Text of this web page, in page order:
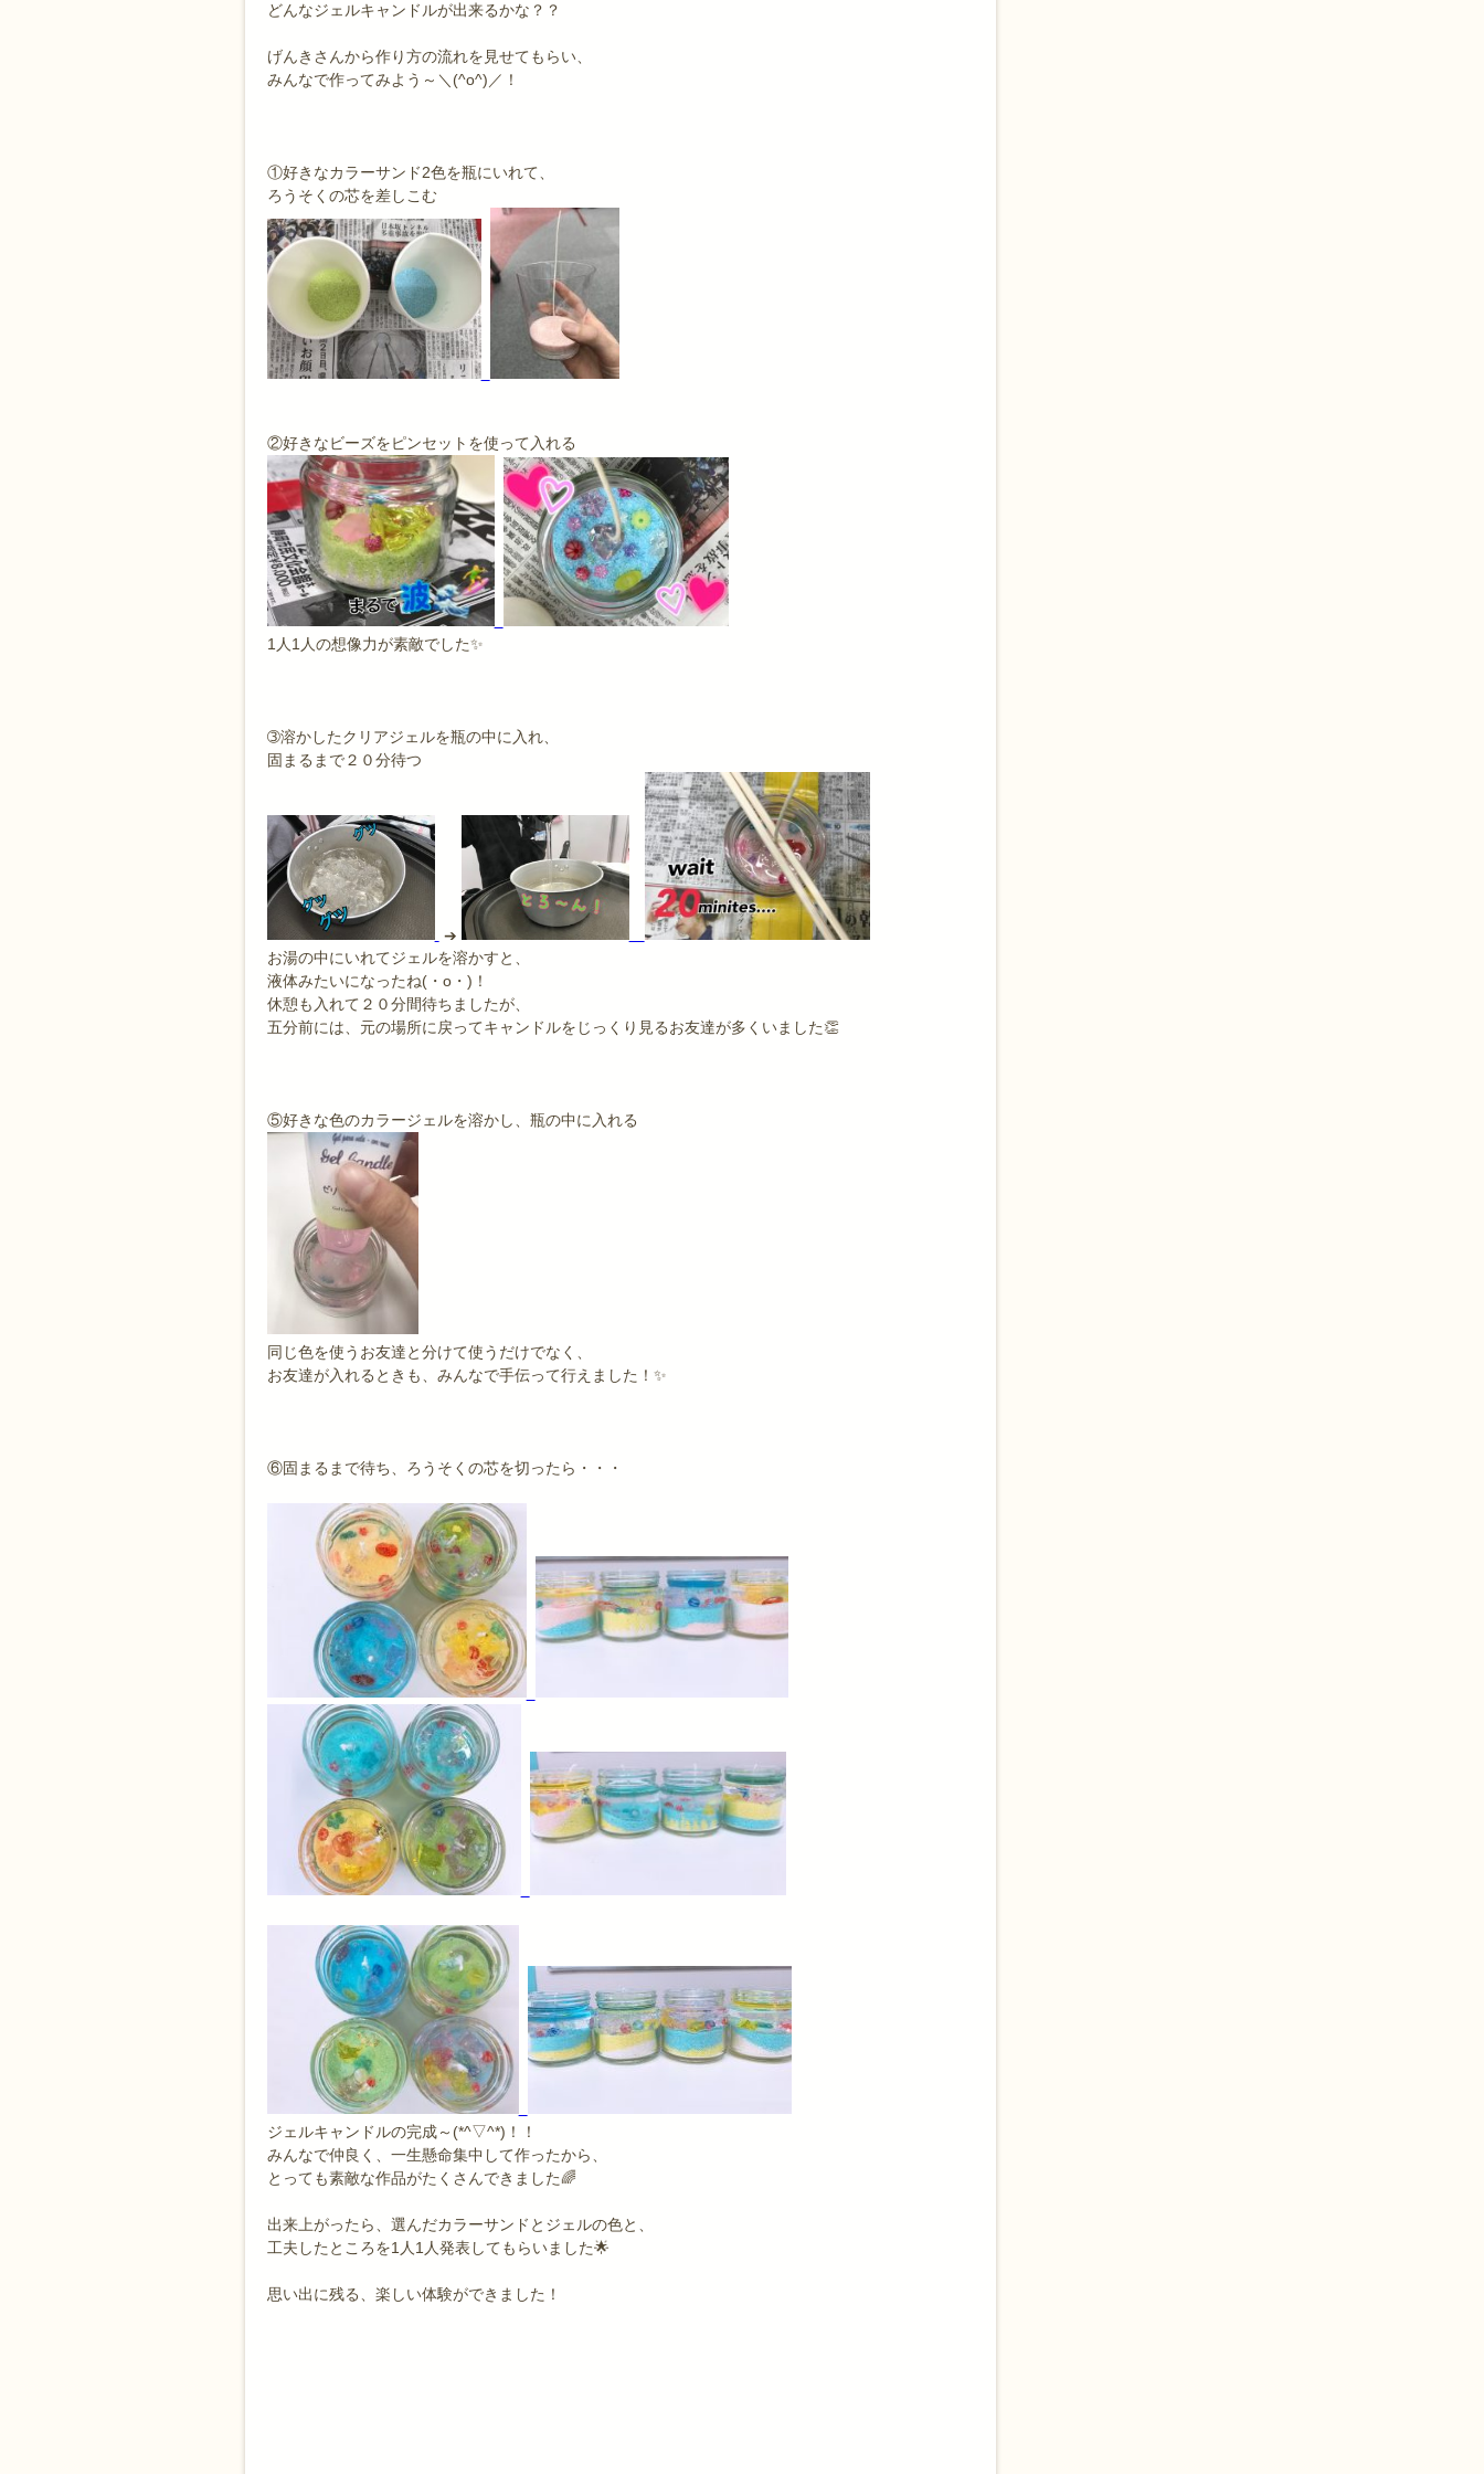
どんなジェルキャンドルが出来るかな？？
げんきさんから作り方の流れを見せてもらい、
みんなで作ってみよう～＼(^o^)／！
①好きなカラーサンド2色を瓶にいれて、
ろうそくの芯を差しこむ
②好きなビーズをピンセットを使って入れる
1人1人の想像力が素敵でした✨
➂溶かしたクリアジェルを瓶の中に入れ、
固まるまで２０分待つ
➔
お湯の中にいれてジェルを溶かすと、
液体みたいになったね(・o・)！
休憩も入れて２０分間待ちましたが、
五分前には、元の場所に戻ってキャンドルをじっくり見るお友達が多くいました👏
⑤好きな色のカラージェルを溶かし、瓶の中に入れる
同じ色を使うお友達と分けて使うだけでなく、
お友達が入れるときも、みんなで手伝って行えました！✨
⑥固まるまで待ち、ろうそくの芯を切ったら・・・
ジェルキャンドルの完成～(*^▽^*)！！
みんなで仲良く、一生懸命集中して作ったから、
とっても素敵な作品がたくさんできました🌈
出来上がったら、選んだカラーサンドとジェルの色と、
工夫したところを1人1人発表してもらいました🌟
思い出に残る、楽しい体験ができました！